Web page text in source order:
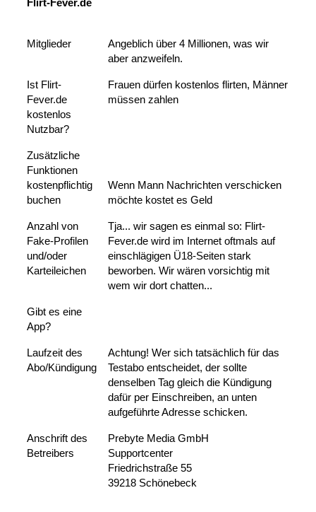
Flirt-Fever.de
Mitglieder
Angeblich über 4 Millionen, was wir
aber anzweifeln.
Ist Flirt-
Fever.de
kostenlos
Nutzbar?
Frauen dürfen kostenlos flirten, Männer
müssen zahlen
Zusätzliche
Funktionen
kostenpflichtig
buchen
Wenn Mann Nachrichten verschicken
möchte kostet es Geld
Anzahl von
Fake-Profilen
und/oder
Karteileichen
Tja... wir sagen es einmal so: Flirt-
Fever.de wird im Internet oftmals auf
einschlägigen Ü18-Seiten stark
beworben. Wir wären vorsichtig mit
wem wir dort chatten...
Gibt es eine
App?
Laufzeit des
Abo/Kündigung
Achtung! Wer sich tatsächlich für das
Testabo entscheidet, der sollte
denselben Tag gleich die Kündigung
dafür per Einschreiben, an unten
aufgeführte Adresse schicken.
Anschrift des
Betreibers
Prebyte Media GmbH
Supportcenter
Friedrichstraße 55
39218 Schönebeck